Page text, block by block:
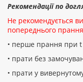
Рекомендації по
Не рекомендується
попереднього
• перше прання при t
• прати без
• прати у